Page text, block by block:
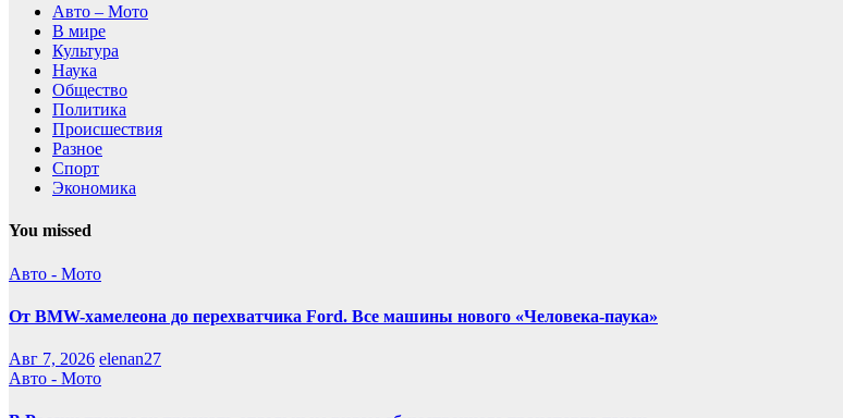
Авто – Мото
В мире
Культура
Наука
Общество
Политика
Происшествия
Разное
Спорт
Экономика
You missed
Авто - Мото
От BMW-хамелеона до перехватчика Ford. Все машины нового «Человека-паука»
Авг 7, 2026 elenan27
Авто - Мото